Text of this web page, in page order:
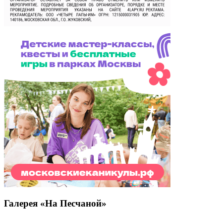
Галерея «На Песчаной»